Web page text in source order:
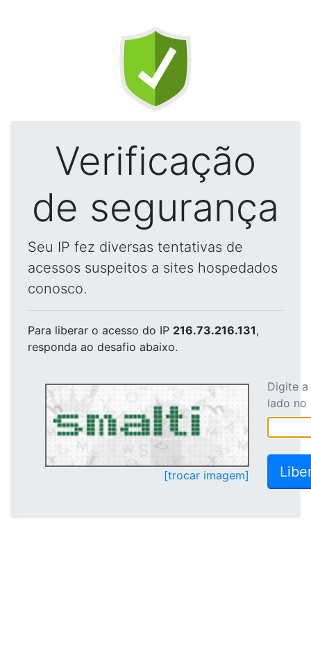
Verificação
de segurança
Seu IP fez diversas tentativas de
acessos suspeitos a sites hospedados
conosco.
Para liberar o acesso do IP 216.73.216.131,
responda ao desafio abaixo.
[trocar imagem]
Digite
lado no